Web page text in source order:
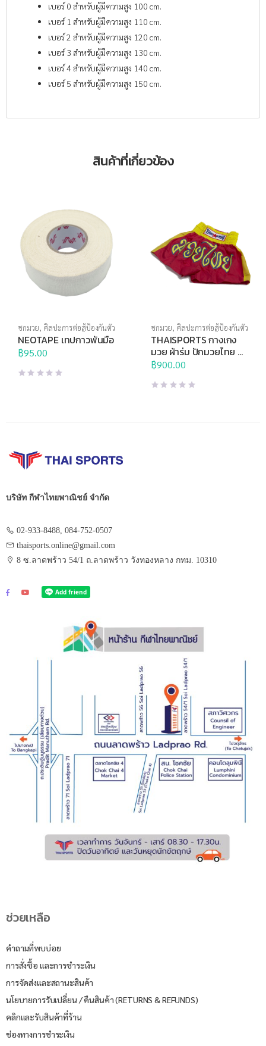
เบอร์ 0 สำหรับผู้มีความสูง 100 cm.
เบอร์ 1 สำหรับผู้มีความสูง 110 cm.
เบอร์ 2 สำหรับผู้มีความสูง 120 cm.
เบอร์ 3 สำหรับผู้มีความสูง 130 cm.
เบอร์ 4 สำหรับผู้มีความสูง 140 cm.
เบอร์ 5 สำหรับผู้มีความสูง 150 cm.
สินค้าที่เกี่ยวข้อง
ชกมวย, ศิลปะการต่อสู้ป้องกันตัว
NEOTAPE เทปกาวพันมือ
฿95.00
ชกมวย, ศิลปะการต่อสู้ป้องกันตัว
THAISPORTS กางเกง
มวย ผ้าร่ม ปักมวยไทย สี
แดงแถบเหลือง
฿900.00
บริษัท กีฬาไทยพาณิชย์ จำกัด
02-933-8488, 084-752-0507
thaisports.online@gmail.com
8 ซ.ลาดพร้าว 54/1 ถ.ลาดพร้าว วังทองหลาง กทม. 10310
ช่วยเหลือ
คำถามที่พบบ่อย
การสั่งซื้อ และการชำระเงิน
การจัดส่งและสถานะสินค้า
นโยบายการรับเปลี่ยน / คืนสินค้า (RETURNS & REFUNDS)
คลิกและรับสินค้าที่ร้าน
ช่องทางการชำระเงิน